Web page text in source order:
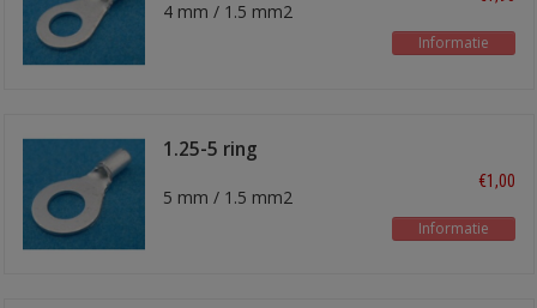
4 mm / 1.5 mm2
Informatie
1.25-5 ring
kabelschoen
5 mm / 1.5 mm2
€1,00
Informatie